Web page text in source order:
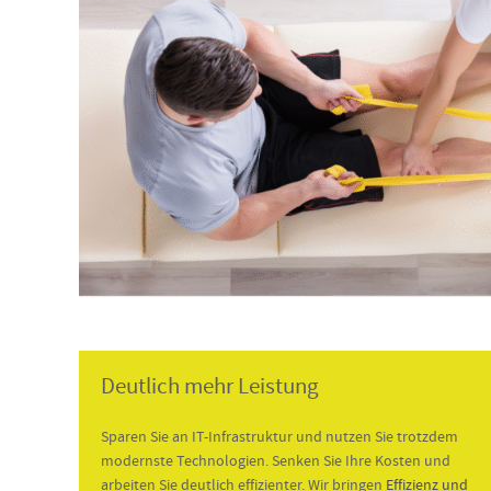
Deutlich mehr Leistung
Sparen Sie an IT-Infrastruktur und nutzen Sie trotzdem
modernste Technologien. Senken Sie Ihre Kosten und
arbeiten Sie deutlich effizienter. Wir bringen Effizienz und